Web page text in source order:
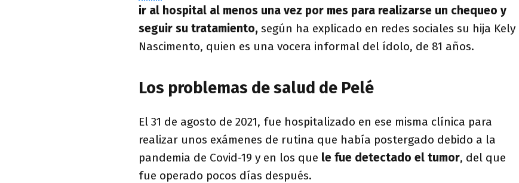
ir al hospital al menos una vez por mes para realizarse un chequeo y
seguir su tratamiento, según ha explicado en redes sociales su hija Kely
Nascimento, quien es una vocera informal del ídolo, de 81 años.
Los problemas de salud de Pelé
El 31 de agosto de 2021, fue hospitalizado en ese misma clínica para
realizar unos exámenes de rutina que había postergado debido a la
pandemia de Covid-19 y en los que le fue detectado el tumor, del que
fue operado pocos días después.